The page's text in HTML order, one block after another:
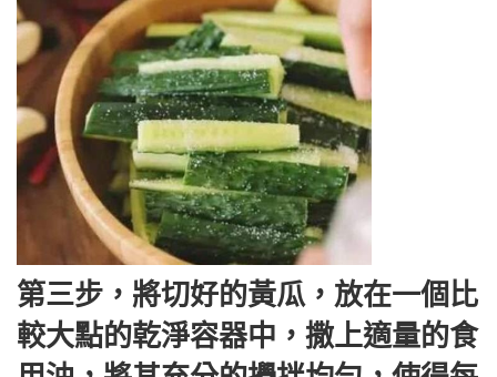
第三步，將切好的黃瓜，放在一個比
較大點的乾淨容器中，撒上適量的食